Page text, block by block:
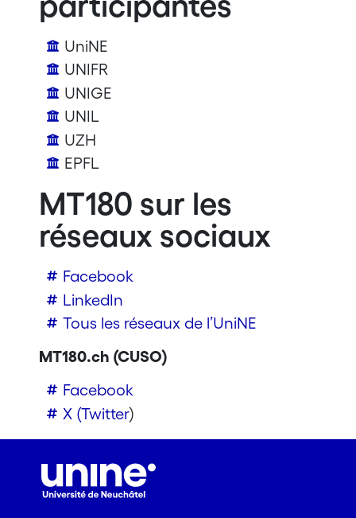
UniNE
UNIFR
UNIGE
UNIL
UZH
EPFL
MT180 sur les
réseaux sociaux
Facebook
LinkedIn
Tous les réseaux de l’UniNE
MT180.ch (CUSO)
Facebook
X (Twitter)